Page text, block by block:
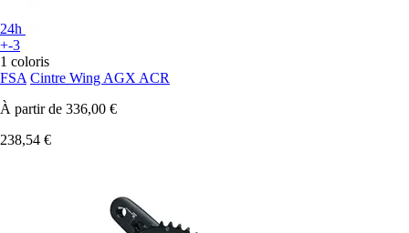
24h
+-3
1 coloris
FSA Cintre Wing AGX ACR
À partir de 336,00 €
238,54 €